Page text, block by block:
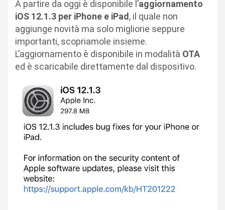
A partire da oggi è disponibile l’aggiornamento
iOS 12.1.3 per iPhone e iPad, il quale non
aggiunge novità ma solo migliorie seppure
importanti, scopriamole insieme.
L’aggiornamento è disponibile in modalità OTA
ed è scaricabile direttamente dal dispositivo.